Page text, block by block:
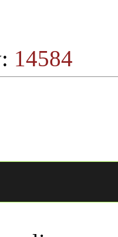
14584